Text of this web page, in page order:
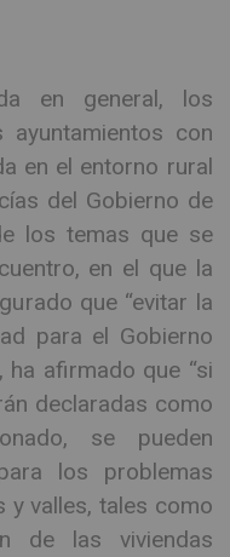
en general, los
con
en el entorno rural
del Gobierno de
los temas que se
en el que la
que “evitar la
para el Gobierno
ha afirmado que “si
declaradas como
se pueden
los problemas
valles, tales como
de las viviendas